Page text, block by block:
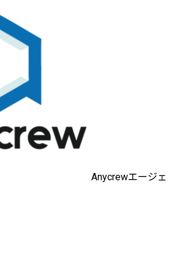
Anycrewエージェ